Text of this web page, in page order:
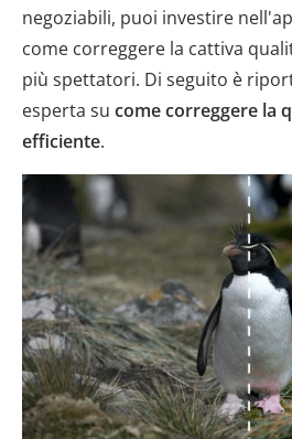
negoziabili, puoi investire
come correggere la cattiva
più spettatori. Di seguito è
esperta su come correggere la
efficiente.